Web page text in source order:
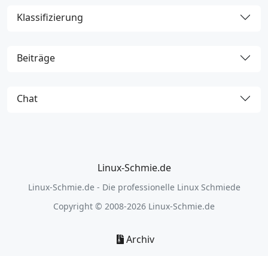
Klassifizierung
Beiträge
Chat
Linux-Schmie.de
Linux-Schmie.de - Die professionelle Linux Schmiede
Copyright © 2008-2026 Linux-Schmie.de
Archiv